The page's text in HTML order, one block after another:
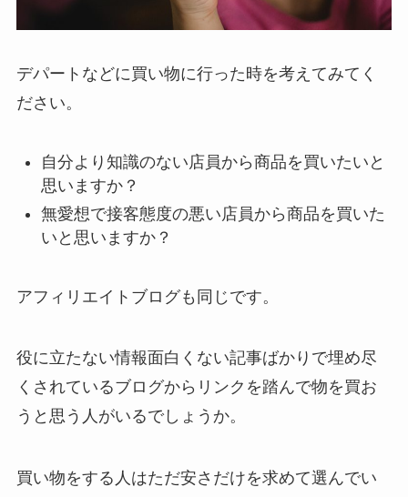
デパートなどに買い物に行った時を考えてみてく
ださい。
自分より知識のない店員から商品を買いたいと
思いますか？
無愛想で接客態度の悪い店員から商品を買いた
いと思いますか？
アフィリエイトブログも同じです。
役に立たない情報面白くない記事ばかりで埋め尽
くされているブログからリンクを踏んで物を買お
うと思う人がいるでしょうか。
買い物をする人はただ安さだけを求めて選んでい